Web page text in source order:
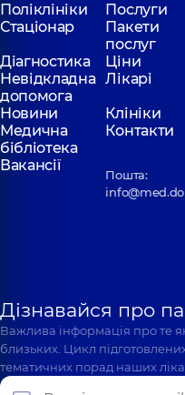
Поліклініки
Послуги
Стаціонар
Пакети
послуг
Діагностика
Ціни
Невідкладна
допомога
Лікарі
Новини
Клініки
Медична
бібліотека
Контакти
Вакансії
Пошта:
Дізнавайся про
Важлива інформація про те
близьких. Цикл
тематичних порад наших